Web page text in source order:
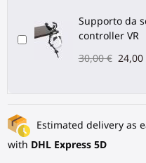
Supporto da
controller VR
30,00 € 24,00
Estimated delivery as
with DHL Express 5D